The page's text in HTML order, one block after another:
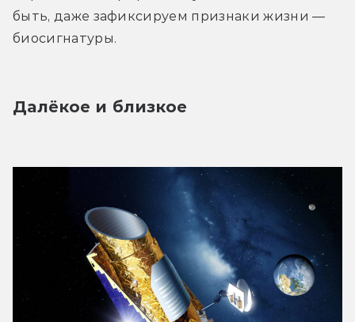
быть, даже зафиксируем признаки жизни —
биосигнатуры.
Далёкое и близкое